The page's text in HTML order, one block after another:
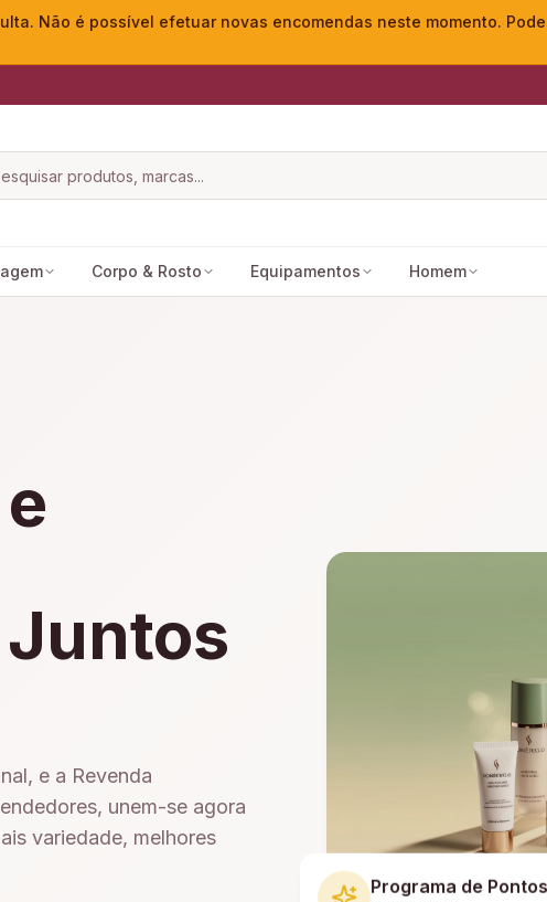
Não é possível efetuar novas encomendas neste momento.
Corpo & Rosto Equipamentos Homem
e a Revenda
unem-se agora
variedade, melhores
Programa de Pontos